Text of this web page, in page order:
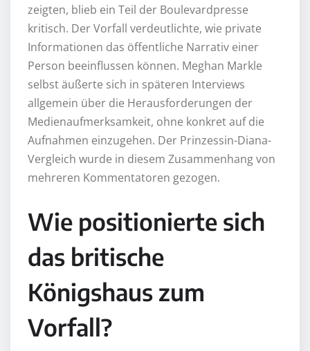
zeigten, blieb ein Teil der Boulevardpresse
kritisch. Der Vorfall verdeutlichte, wie private
Informationen das öffentliche Narrativ einer
Person beeinflussen können. Meghan Markle
selbst äußerte sich in späteren Interviews
allgemein über die Herausforderungen der
Medienaufmerksamkeit, ohne konkret auf die
Aufnahmen einzugehen. Der Prinzessin-Diana-
Vergleich wurde in diesem Zusammenhang von
mehreren Kommentatoren gezogen.
Wie positionierte sich
das britische
Königshaus zum
Vorfall?